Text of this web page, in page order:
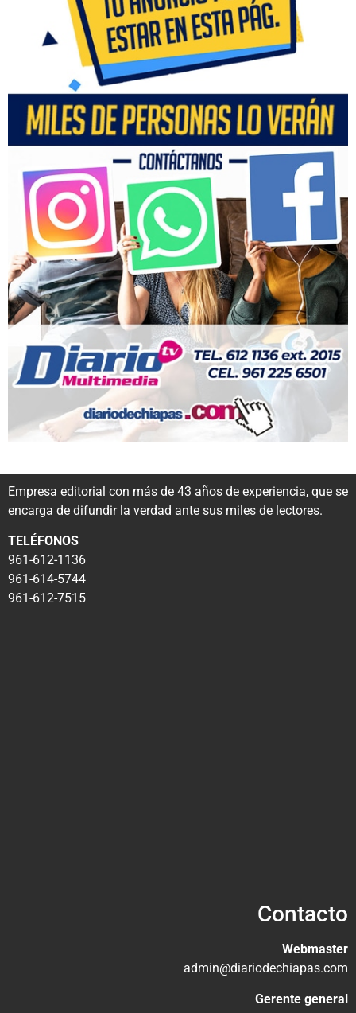
Empresa editorial con más de 43 años de experiencia, que se
encarga de difundir la verdad ante sus miles de lectores.
TELÉFONOS
961-612-1136
961-614-5744
961-612-7515
Contacto
Webmaster
admin@diariodechiapas.com
Gerente general